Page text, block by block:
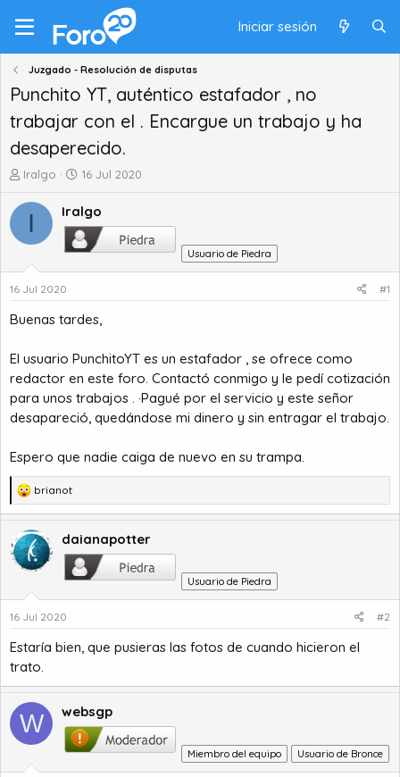
Iniciar sesión
Juzgado - Resolución de disputas
Punchito YT, auténtico estafador , no
trabajar con el . Encargue un trabajo y ha
desaperecido.
A
t
r
e
t
m
Iralgo
F
c
h
a
e
i
i
o
16 Jul 2020
I Iralgo
Usuario de Piedra
16 Jul 2020 #1
Buenas tardes,
El usuario PunchitoYT es un estafador , se ofrece como
redactor en este foro. Contactó conmigo y le pedí cotización
para unos trabajos . ·Pagué por el servicio y este señor
desapareció, quedándose mi dinero y sin entragar el trabajo.
Espero que nadie caiga de nuevo en su trampa.
R
e
c
c
i
n
e
:
brianot
daianapotter
Usuario de Piedra
16 Jul 2020 #2
Estaría bien, que pusieras las fotos de cuando hicieron el
trato.
W websgp
Miembro del equipo Usuario de Bronce